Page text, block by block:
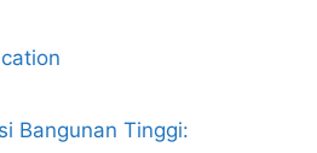
Bangunan Tinggi: